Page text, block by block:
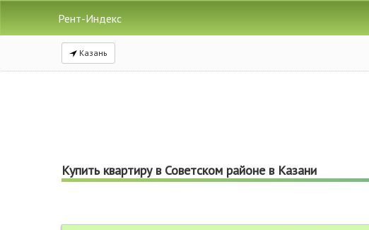
Рент-Индекс
Казань
Купить квартиру в Советском районе в Казани